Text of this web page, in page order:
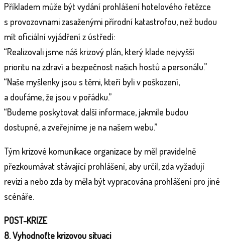
Příkladem může být vydání prohlášení hotelového řetězce
s provozovnami zasaženými přírodní katastrofou, než budou
mít oficiální vyjádření z ústředí:
“Realizovali jsme náš krizový plán, který klade nejvyšší
prioritu na zdraví a bezpečnost našich hostů a personálu.”
“Naše myšlenky jsou s těmi, kteří byli v poškození,
a doufáme, že jsou v pořádku.”
“Budeme poskytovat další informace, jakmile budou
dostupné, a zveřejníme je na našem webu.”
Tým krizové komunikace organizace by měl pravidelně
přezkoumávat stávající prohlášení, aby určil, zda vyžadují
revizi a nebo zda by měla být vypracována prohlášení pro jiné
scénáře.
POST-KRIZE
8. Vyhodnoťte krizovou situaci